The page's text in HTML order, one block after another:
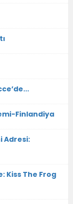
Finlandiya
Adresi:
Kiss The Frog